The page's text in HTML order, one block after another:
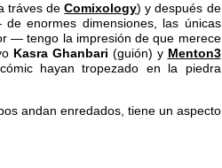
tráves deComixology) y después de
enormes dimensiones, las únicas
— tengo la impresión de que merece
Kasra Ghanbari (guión) y Menton3
hayan tropezado en la piedra
andan enredados, tiene un aspecto